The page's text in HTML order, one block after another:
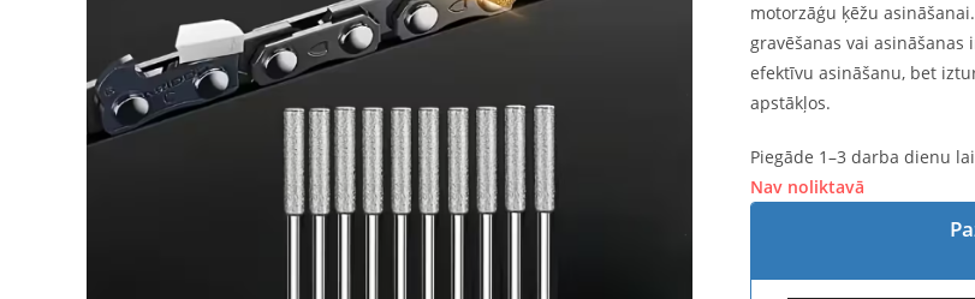
motorzāģu ķēžu
gravēšanas vai
efektīvu asināšanu, bet
apstākļos.
Piegāde 1–3 darba dienu
Nav noliktavā